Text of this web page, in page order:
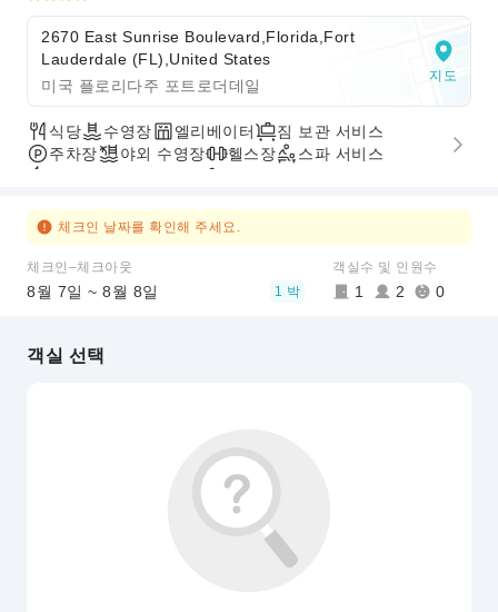
2670 East Sunrise Boulevard,Florida,Fort
Lauderdale (FL),United States
미국 플로리다주 포트로더데일
지도
식당 수영장 엘리베이터
짐 보관 서비스
주차장
야외 수영장 헬스장
스파 서비스
체크인 날짜를 확인해 주세요.
체크인–체크아웃
8월 7일 ~ 8월 8일 1 박
객실수 및 인원수
1 2 0
객실 선택